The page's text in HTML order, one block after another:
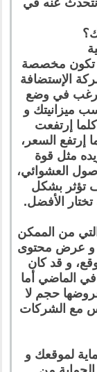
تكون مخصصة
الإستضافة
ترغب في وضع
ميزانيتك و
إرتفعت
إرتفع السعر،
مثل قوة
العشوائي،
تؤثر بشكل
الأفضل.
التي من الممكن
و عرض محتوى
و قد كان
الماضي أما
حجم لا
مع الشركات
لموقعك و